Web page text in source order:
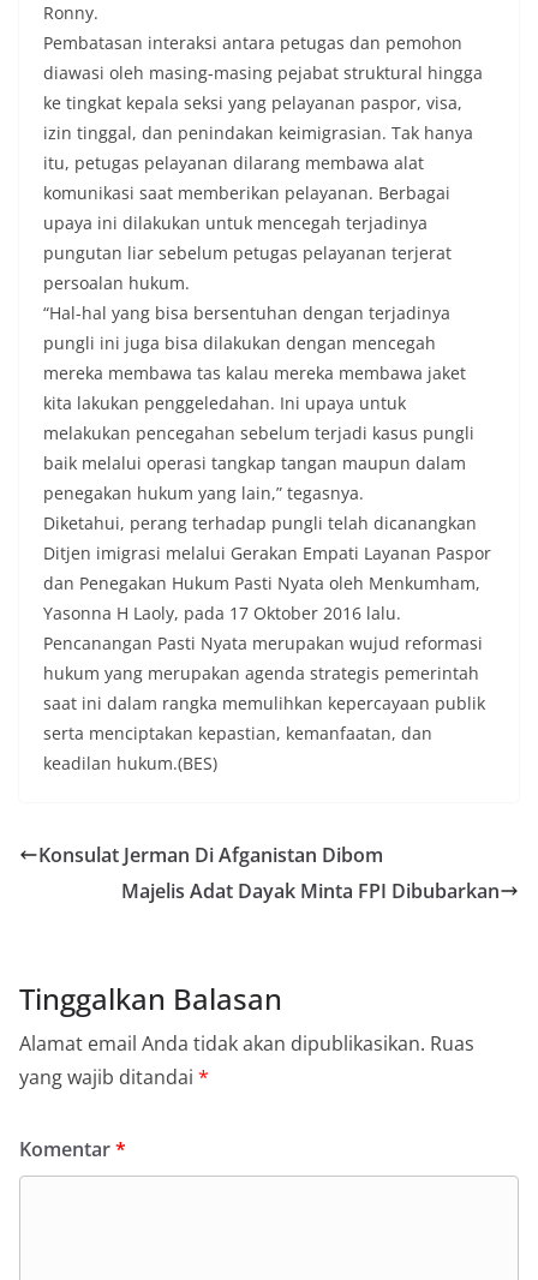
Ronny.
Pembatasan interaksi antara petugas dan pemohon
diawasi oleh masing-masing pejabat struktural hingga
ke tingkat kepala seksi yang pelayanan paspor, visa,
izin tinggal, dan penindakan keimigrasian. Tak hanya
itu, petugas pelayanan dilarang membawa alat
komunikasi saat memberikan pelayanan. Berbagai
upaya ini dilakukan untuk mencegah terjadinya
pungutan liar sebelum petugas pelayanan terjerat
persoalan hukum.
“Hal-hal yang bisa bersentuhan dengan terjadinya
pungli ini juga bisa dilakukan dengan mencegah
mereka membawa tas kalau mereka membawa jaket
kita lakukan penggeledahan. Ini upaya untuk
melakukan pencegahan sebelum terjadi kasus pungli
baik melalui operasi tangkap tangan maupun dalam
penegakan hukum yang lain,” tegasnya.
Diketahui, perang terhadap pungli telah dicanangkan
Ditjen imigrasi melalui Gerakan Empati Layanan Paspor
dan Penegakan Hukum Pasti Nyata oleh Menkumham,
Yasonna H Laoly, pada 17 Oktober 2016 lalu.
Pencanangan Pasti Nyata merupakan wujud reformasi
hukum yang merupakan agenda strategis pemerintah
saat ini dalam rangka memulihkan kepercayaan publik
serta menciptakan kepastian, kemanfaatan, dan
keadilan hukum.(BES)
Konsulat Jerman Di Afganistan Dibom
Majelis Adat Dayak Minta FPI Dibubarkan
Tinggalkan Balasan
Alamat email Anda tidak akan dipublikasikan. Ruas
yang wajib ditandai *
Komentar*